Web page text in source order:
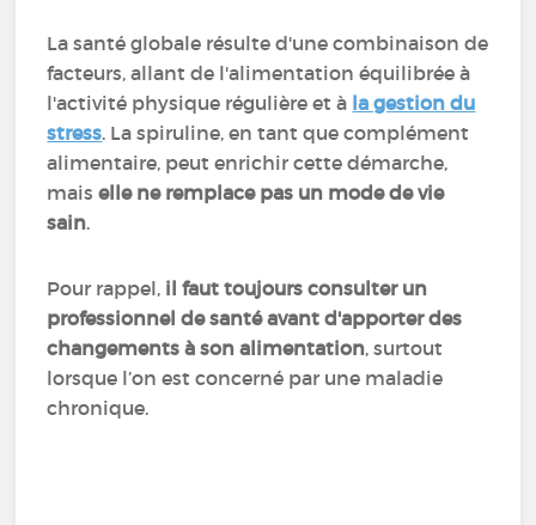
La santé globale résulte d'une combinaison de
facteurs, allant de l'alimentation équilibrée à
l'activité physique régulière et à la gestion du
stress. La spiruline, en tant que complément
alimentaire, peut enrichir cette démarche,
maiselle ne remplace pas un mode de vie
sain.
Pour rappel, il faut toujours consulter un
professionnel de santé avant d'apporter des
changements à son alimentation, surtout
lorsque l’on est concerné par une maladie
chronique.